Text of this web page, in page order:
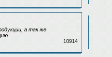
а так же
10914